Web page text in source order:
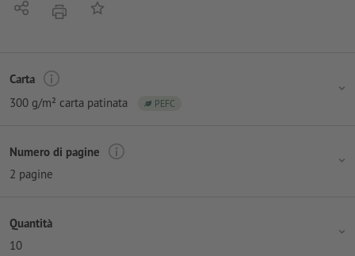
Condividistamparealla lista preferiti
Carta
300 g/m² carta patinata
PEFC
Numero di pagine
2 pagine
Quantità
10